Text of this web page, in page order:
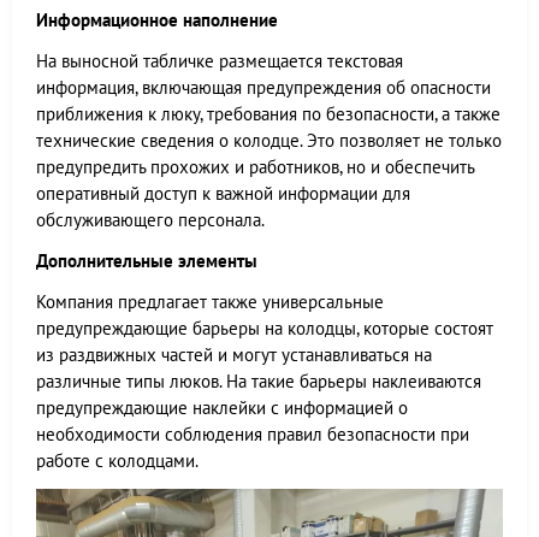
Информационное наполнение
На выносной табличке размещается текстовая
информация, включающая предупреждения об опасности
приближения к люку, требования по безопасности, а также
технические сведения о колодце. Это позволяет не только
предупредить прохожих и работников, но и обеспечить
оперативный доступ к важной информации для
обслуживающего персонала.
Дополнительные элементы
Компания предлагает также универсальные
предупреждающие барьеры на колодцы, которые состоят
из раздвижных частей и могут устанавливаться на
различные типы люков. На такие барьеры наклеиваются
предупреждающие наклейки с информацией о
необходимости соблюдения правил безопасности при
работе с колодцами.